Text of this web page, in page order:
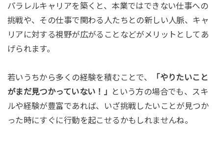
パラレルキャリアを築くと、本業ではできない仕事への
挑戦や、その仕事で関わる人たちとの新しい人脈、キャ
リアに対する視野が広がることなどがメリットとしてあ
げられます。
若いうちから多くの経験を積むことで、
「やりたいこと
がまだ見つかっていない！」
という方の場合でも、スキ
ルや経験が豊富であれば、いざ挑戦したいことが見つか
った時にすぐに行動を起こせるかもしれませんね。